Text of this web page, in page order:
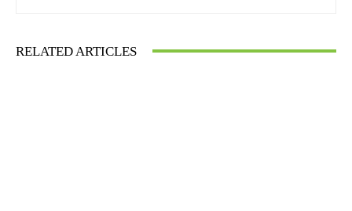
RELATED ARTICLES